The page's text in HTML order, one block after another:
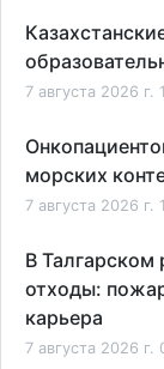
7 августа 2026 г.
морских
7 августа 2026 г.
В Талгарском
отходы:
карьера
7 августа 2026 г.